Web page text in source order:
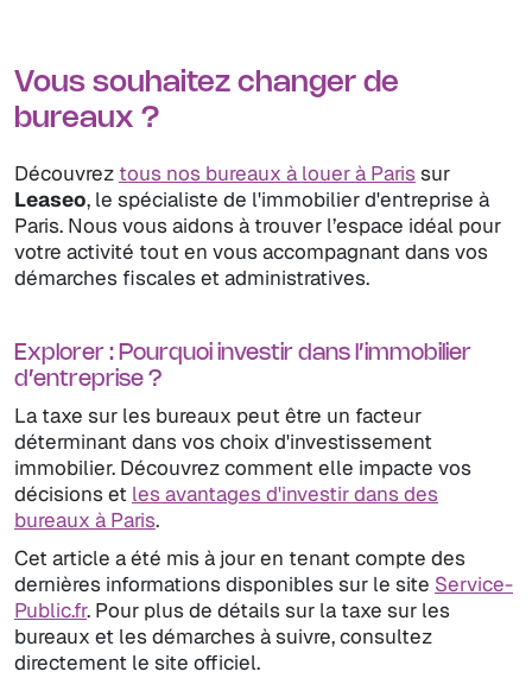
Vous souhaitez changer de
bureaux ?
Découvrez tous nos bureaux à louer à Parissur
Leaseo, le spécialiste de l'immobilier d'entreprise à
Paris. Nous vous aidons à trouver l’espace idéal pour
votre activité tout en vous accompagnant dans vos
démarches fiscales et administratives.
Explorer : Pourquoi investir dans l’immobilier
d’entreprise ?
La taxe sur les bureaux peut être un facteur
déterminant dans vos choix d'investissement
immobilier. Découvrez comment elle impacte vos
décisions et les avantages d'investir dans des
bureaux à Paris.
Cet article a été mis à jour en tenant compte des
dernières informations disponibles sur le site Service-
Public.fr. Pour plus de détails sur la taxe sur les
bureaux et les démarches à suivre, consultez
directement le site officiel.